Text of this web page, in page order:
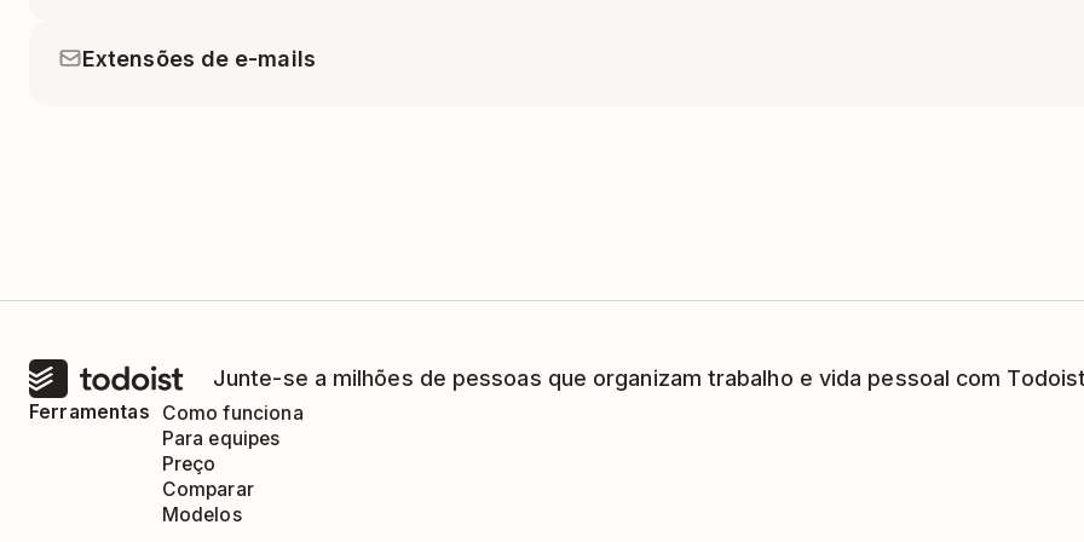
Extensões de e-mails
Junte-se a milhões de pessoas que organizam trabalho e vida pessoal com
Ferramentas
Como funciona
Para equipes
Preço
Comparar
Modelos